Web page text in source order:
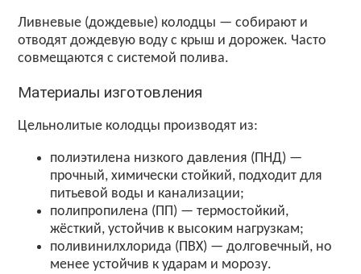
Ливневые (дождевые) колодцы — собирают и
отводят дождевую воду с крыш и дорожек. Часто
совмещаются с системой полива.
Материалы изготовления
Цельнолитые колодцы производят из:
полиэтилена низкого давления (ПНД) —
прочный, химически стойкий, подходит для
питьевой воды и канализации;
полипропилена (ПП) — термостойкий,
жёсткий, устойчив к высоким нагрузкам;
поливинилхлорида (ПВХ) — долговечный, но
менее устойчив к ударам и морозу.